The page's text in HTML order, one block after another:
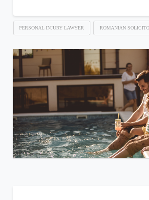
PERSONAL INJURY LAWYER ROMANIAN